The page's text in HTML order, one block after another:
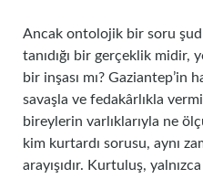
Ancak ontolojik bir soru
tanıdığı bir gerçeklik
bir inşası mı? Gaziantep’in
savaşla ve fedakârlıkla
bireylerin varlıklarıyla ne
kim kurtardı sorusu, aynı
arayışıdır. Kurtuluş,